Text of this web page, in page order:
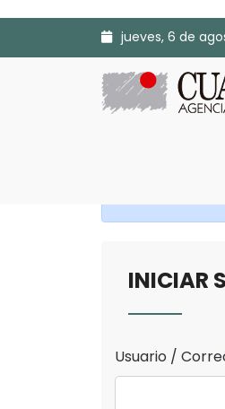
jueves, 6 de
INICIAR
Usuario /